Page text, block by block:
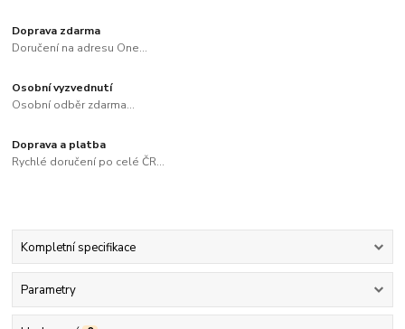
Doprava zdarma
Doručení na adresu One...
Osobní vyzvednutí
Osobní odběr zdarma...
Doprava a platba
Rychlé doručení po celé ČR...
Kompletní specifikace
Parametry